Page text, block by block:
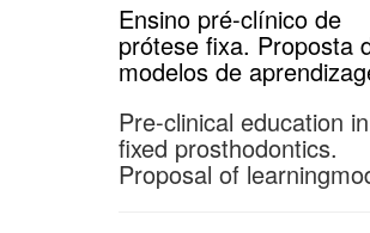
Ensino pré-clínico de
prótese fixa. Proposta
modelos de
Pre-clinical education in
fixed prosthodontics.
Proposal of